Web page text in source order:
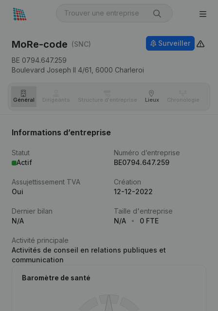
MoRe-code (SNC)
BE 0794.647.259
Boulevard Joseph II 4/61, 6000 Charleroi
Surveiller
Général Dirigeants Structure d'entreprise Lieux Chronologie
Informations d’entreprise
Statut
Actif
Numéro d’entreprise
BE0794.647.259
Assujettissement TVA
Oui
Création
12-12-2022
Dernier bilan
N/A
Taille d'entreprise
N/A
0 FTE
Activité principale
Activités de conseil en relations publiques et
communication
Baromètre de santé